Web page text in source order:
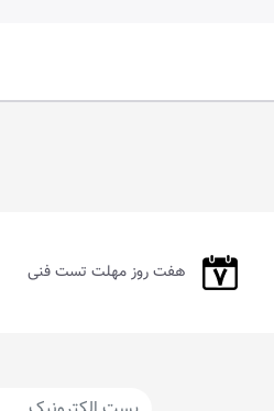
هفت روز مهلت تست فنی